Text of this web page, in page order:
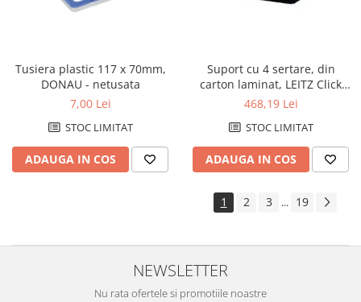
Tusiera plastic 117 x 70mm,
DONAU - netusata
7,00 Lei
STOC LIMITAT
ADAUGA IN COS
Suport cu 4 sertare, din
carton laminat, LEITZ Click
&amp; Store - negru
468,19 Lei
STOC LIMITAT
ADAUGA IN COS
1 2 3 ... 19
NEWSLETTER
Nu rata ofertele si promotiile noastre